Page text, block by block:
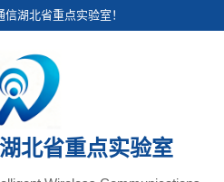
湖北省重点实验室！
北省重点实验室